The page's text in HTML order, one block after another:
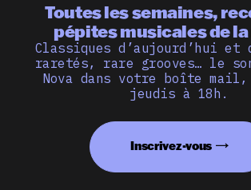
Toutes les semaines,
pépites musicales de
Classiques d’aujourd’hui et
raretés, rare grooves… le
Nova dans votre boîte
jeudis à 18h.
Inscrivez-vous